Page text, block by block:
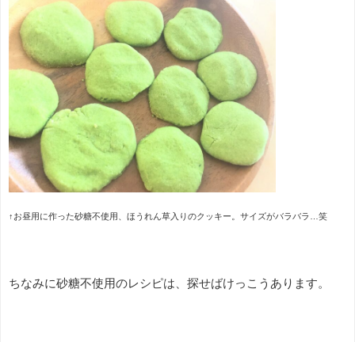
↑お昼用に作った砂糖不使用、ほうれん草入りのクッキー。サイズがバラバラ…笑
ちなみに砂糖不使用のレシピは、探せばけっこうあります。